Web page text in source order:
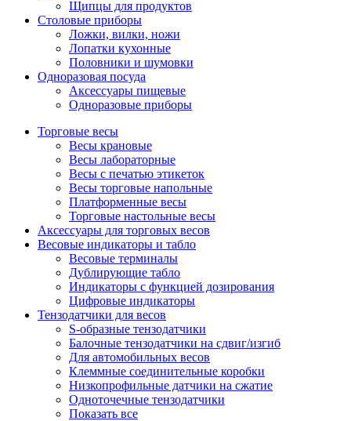
Щипцы для продуктов
Столовые приборы
Ложки, вилки, ножи
Лопатки кухонные
Половники и шумовки
Одноразовая посуда
Аксессуары пищевые
Одноразовые приборы
Торговые весы
Весы крановые
Весы лабораторные
Весы с печатью этикеток
Весы торговые напольные
Платформенные весы
Торговые настольные весы
Аксессуары для торговых весов
Весовые индикаторы и табло
Весовые терминалы
Дублирующие табло
Индикаторы с функцией дозирования
Цифровые индикаторы
Тензодатчики для весов
S-образные тензодатчики
Балочные тензодатчики на сдвиг/изгиб
Для автомобильных весов
Клеммные соединительные коробки
Низкопрофильные датчики на сжатие
Одноточечные тензодатчики
Показать все